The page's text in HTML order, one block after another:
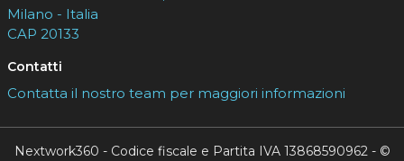
Milano - Italia
CAP 20133
Contatti
Contatta il nostro team per maggiori informazioni
Nextwork360 - Codice fiscale e Partita IVA 13868590962 - ©